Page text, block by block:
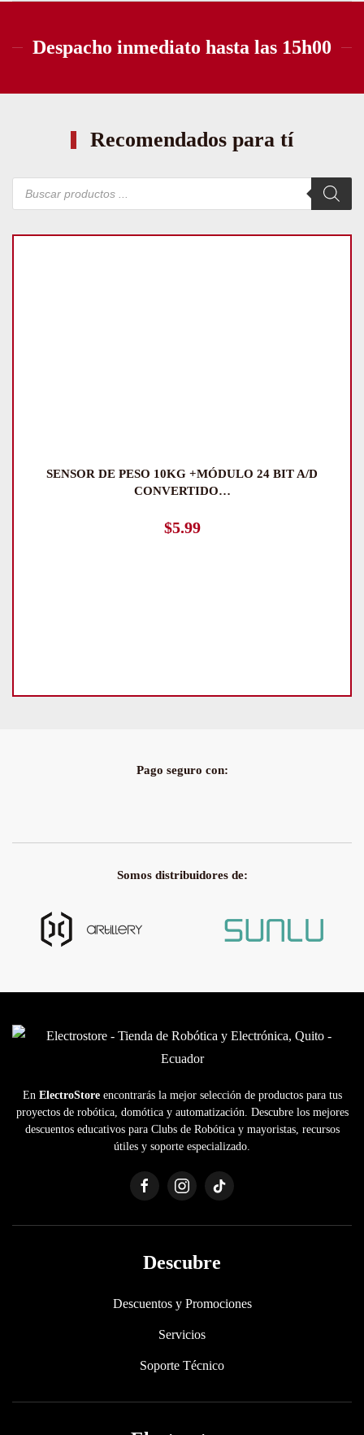
Despacho inmediato hasta las 15h00
Recomendados para tí
Búsqueda
productos
SENSOR DE PESO 10KG +MÓDULO 24 BIT A/D
CONVERTIDO…
$5.99
Pago seguro con:
Somos distribuidores de:
En ElectroStoreencontrarás la mejor selección de productos para tus
proyectos de robótica, domótica y automatización. Descubre los mejores
descuentos educativos para Clubs de Robótica y mayoristas, recursos
útiles y soporte especializado.
Descubre
Descuentos y Promociones
Servicios
Soporte Técnico